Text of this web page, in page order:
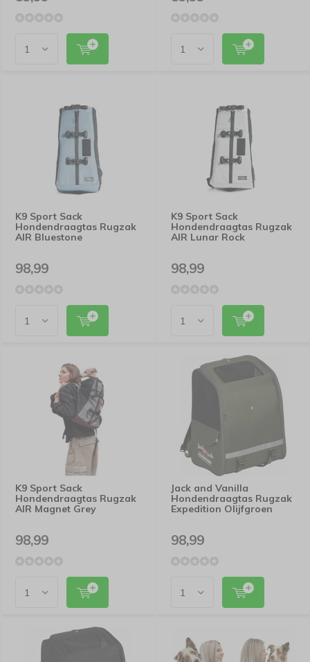
K9 Sport Sack
Hondendraagtas Rugzak
AIR Bluestone
98,99
K9 Sport Sack
Hondendraagtas Rugzak
AIR Lunar Rock
98,99
K9 Sport Sack
Hondendraagtas Rugzak
AIR Magnet Grey
98,99
Jack and Vanilla
Hondendraagtas Rugzak
Expedition Olijfgroen
98,99